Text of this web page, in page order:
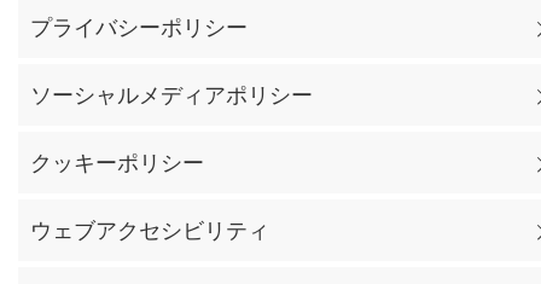
プライバシーポリシー
ソーシャルメディアポリシー
クッキーポリシー
ウェブアクセシビリティ